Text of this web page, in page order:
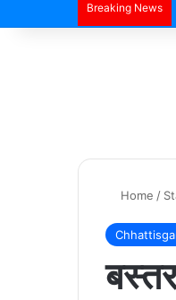
Breaking News
Home /